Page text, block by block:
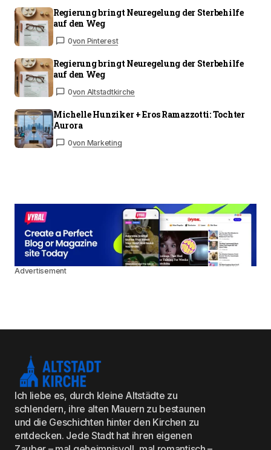
Regierung bringt Neuregelung der Sterbehilfe
auf den Weg
0von Pinterest
Regierung bringt Neuregelung der Sterbehilfe
auf den Weg
0von Altstadtkirche
Michelle Hunziker + Eros Ramazzotti: Tochter
Aurora
0von Marketing
Advertisement
Ich liebe es, durch kleine Altstädte zu
schlendern, ihre alten Mauern zu bestaunen
und die Geschichten hinter den Kirchen zu
entdecken. Jede Stadt hat ihren eigenen